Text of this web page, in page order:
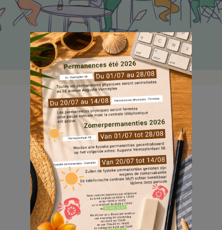
Sinds 2019 is het Patchwork Festival het
feestelijke, creatieve en familiale evenement
van het einde van het schooljaar in
L’Entrela’. Everecity is blij dit warme
moment, zoals elk jaar, te kunnen
organiseren rond de verschillende
workshops die de acties van het cultureel
centrum illustreren.